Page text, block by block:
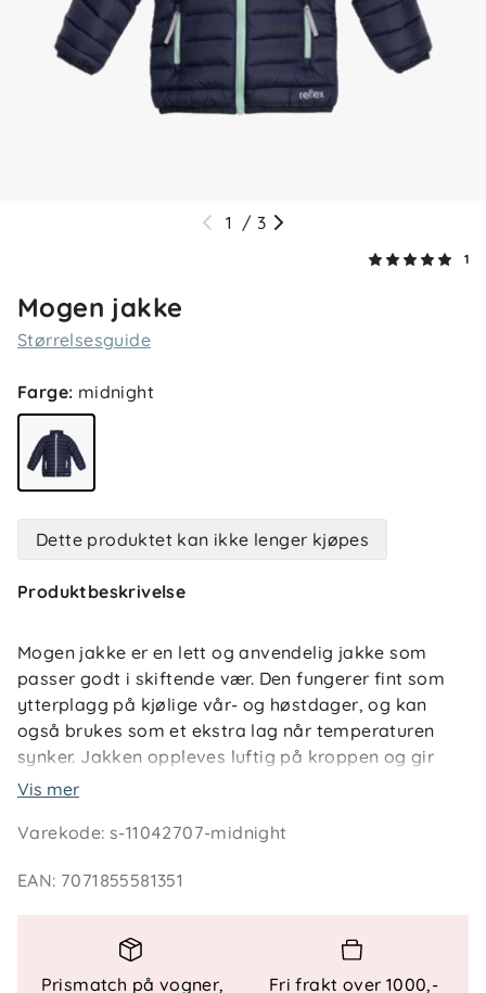
1 / 3
1
Mogen jakke
Størrelsesguide
Farge: midnight
Dette produktet kan ikke lenger kjøpes
Produktbeskrivelse
Mogen jakke er en lett og anvendelig jakke som
passer godt i skiftende vær. Den fungerer fint som
ytterplagg på kjølige vår- og høstdager, og kan
også brukes som et ekstra lag når temperaturen
synker. Jakken oppleves luftig på kroppen og gir
barnet god varme uten å bli tung, enten det er på
gjennom en aktiv dag. Refleksdetaljer i front og på
lommene gir plass til små skatter og kalde hender.
En jakke som er enkel å kombinere med andre
Vis mer
Varekode:s-11042707-midnight
EAN: 7071855581351
Prismatch på vogner,
Fri frakt over 1000,-